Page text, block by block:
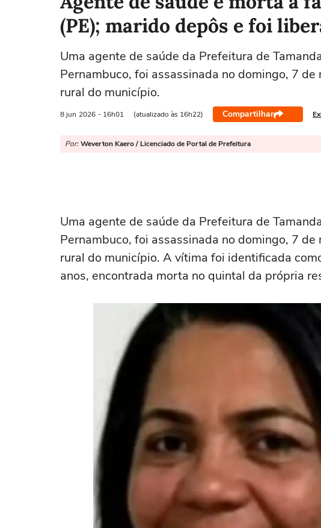
(PE); marido depôs e foi
Uma agente de saúde da Prefeitura de
Pernambuco, foi assassinada no domingo, 7 de
rural do município.
8 jun 2026 - 16h01 (atualizado às 16h22) Compartilhar
Por: Weverton Kaero / Licenciado de Portal de Prefeitura
Uma agente de saúde da Prefeitura de
Pernambuco, foi assassinada no domingo, 7 de
rural do município. A vítima foi identificada
anos, encontrada morta no quintal da própria